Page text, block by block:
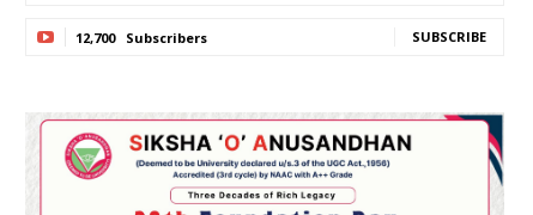
12,700 Subscribers SUBSCRIBE